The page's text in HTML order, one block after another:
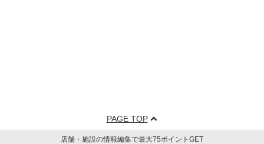
PAGE TOP
店舗・施設の情報編集で最大75ポイントGET